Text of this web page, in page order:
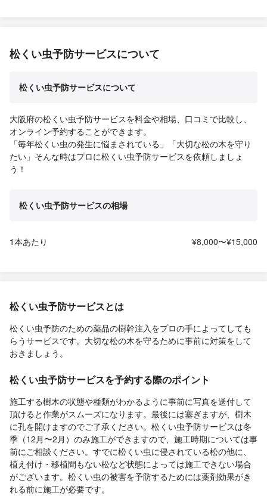
松くい虫予防サービスについて
松くい虫予防サービスについて
大阪府の松くい虫予防サービスを料金や相場、口コミで比較し、
オンライン予約することができます。
「毎年松くい虫の発生に悩まされている」「大切な松の木を守り
たい」そんな時はプロに松くい虫予防サービスを依頼しましょ
う！
松くい虫予防サービスの相場
1本あたり ¥8,000〜¥15,000
松くい虫予防サービスとは
松くい虫予防のための薬品の樹幹注入をプロの手によってしても
らうサービスです。大切な松の木を守るために事前に対策をして
おきましょう。
松くい虫予防サービスを予約する際のポイント
施工する樹木の状態や種類がわかるように事前に写真を送付して
頂けると作業がスムーズになります。最後には塞ぎますが、樹木
に孔を開けますのでご了承ください。松くい虫予防サービスは冬
季（12月〜2月）のみ施工ができますので、施工時期については事
前にご相談ください。すでに松くい虫に侵されている松の他に、
植え付け・移植間もない松など状態によっては施工できない場合
がございます。松くい虫の被害を予防するためには薬剤効果がき
れる前に施工が必要です。